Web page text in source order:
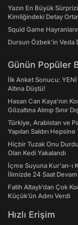
Yazın En Büyük
Kimliğindeki Detay
Squid Game
Dursun Özbek'in Veda
Günün Popüler
İlk Anket Sonucu: YENİ
Altına Düştü!
Hasan Can Kaya’nın
Gözaltına Alınıp Sınır
Türkiye, Arabistan ve
Yapılan Saldırı Hepsine
Hiçbir Tuzak Onu
Olan Kedi Yakalandı
İçme Suyuna Kur'an-ı
İlimizde 24 Saat
Fatih Altaylı’dan Çok
Küçük’ün Adını Verdi
Hızlı Erişim